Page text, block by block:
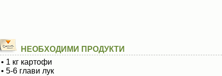
НЕОБХОДИМИ ПРОДУКТИ
• 1 кг картофи
• 5-6 глави лук